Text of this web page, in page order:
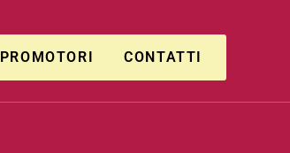
PROMOTORI CONTATTI